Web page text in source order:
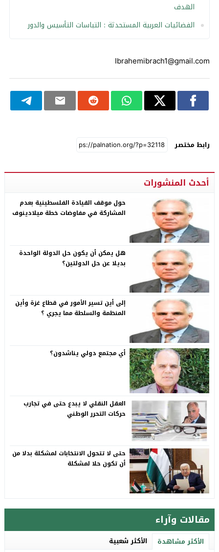
الهدف
الفضائيات العربية المستحدثة : التباسات التأسيس والدور
Ibrahemibrach1@gmail.com
رابط مختصر
أحدث المنشورات
حول موقف القيادة الفلسطينية بعدم
المشاركة في مفاوضات خطة ميلادينوف
هل يمكن أن يكون حل الدولة الواحدة
بديلا عن حل الدولتين؟
إلى أين تسير الأمور في قطاع غزة وأين
المنظمة والسلطة مما يجري ؟
أي مجتمع دولي يناشدون؟
العقل النقلي لا يبدع حتى في تجارب
حركات التحرر الوطني
حتى لا تتحول الانتخابات لمشكلة بدلا من
أن تكون حلا لمشكلة
مقالات وآراء
الأكثر مشاهدة الأكثر شعبية